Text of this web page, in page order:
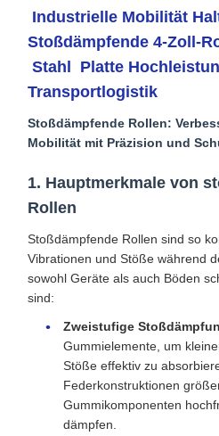
Industrielle Mobilität
Stoßdämpfende 4-Zoll-
Stahl Platte
Transportlogistik
Stoßdämpfende Rollen:
Mobilität mit Präzision und
1. Hauptmerkmale von
Rollen
Stoßdämpfende Rollen sind so
Vibrationen und Stöße während
sowohl Geräte als auch Böden
sind:
Zweistufige
Gummielemente, um
Stöße effektiv zu
Federkonstruktionen
Gummikomponenten
dämpfen.